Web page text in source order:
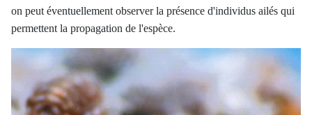
on peut éventuellement observer la présence d'individus ailés qui
permettent la propagation de l'espèce.